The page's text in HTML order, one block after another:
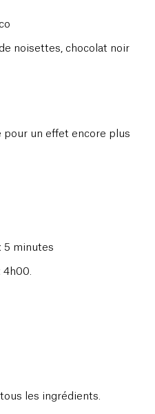
noisettes, chocolat noir
pour un effet encore plus
5 minutes
les ingrédients.